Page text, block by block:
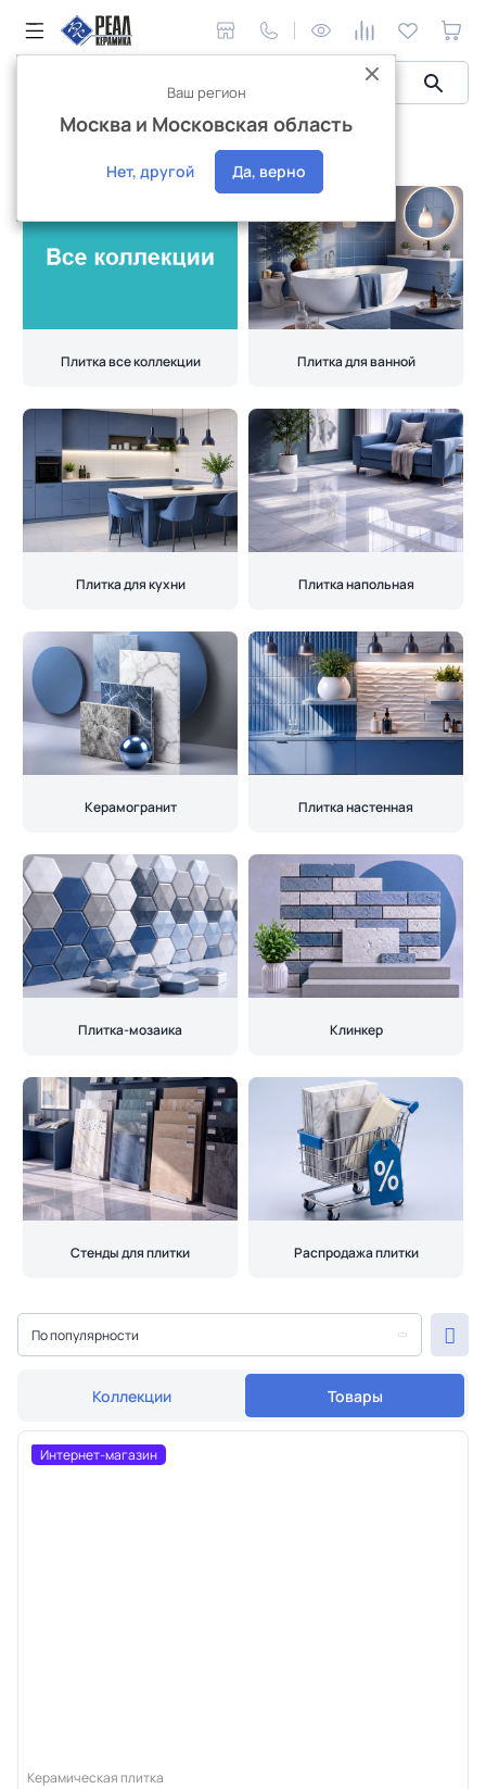
Каталог Керамическая плитка
Керамическая плитка
Плитка все коллекции Плитка для ванной
Плитка для кухни Плитка напольная
Керамогранит Плитка настенная
Плитка-мозаика Клинкер
Стенды для плитки Распродажа плитки
Коллекции Товары
По популярности
Интернет-магазин
Керамическая плитка
Ваш регион
Москва и Московская область
Нет, другой Да, верно